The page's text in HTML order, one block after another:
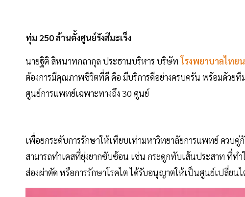
ทุ่ม 250 ล้านตั้งศูนย์รังสีมะเร็ง
นายฐิติ สิหนาทกถากุล ประธานบริหาร บริษัท โรงพยาบาลไทย
ต้องการมีคุณภาพชีวิตที่ดี คือ มีบริการดีอย่างครบครัน พร้อมด้วย
ศูนย์การแพทย์เฉพาะทางถึง 30 ศูนย์
เพื่อยกระดับการรักษาให้เทียบเท่ามหาวิทยาลัยการแพทย์ คว
สามารถทำเคสที่ยุ่งยากซับซ้อน เช่น กระดูกทับเส้นประสาท ที่ทำ
ส่องผ่าตัด หรือการรักษาโรคไต ได้รับอนุญาตให้เป็นศูนย์เปลี่ยนไ